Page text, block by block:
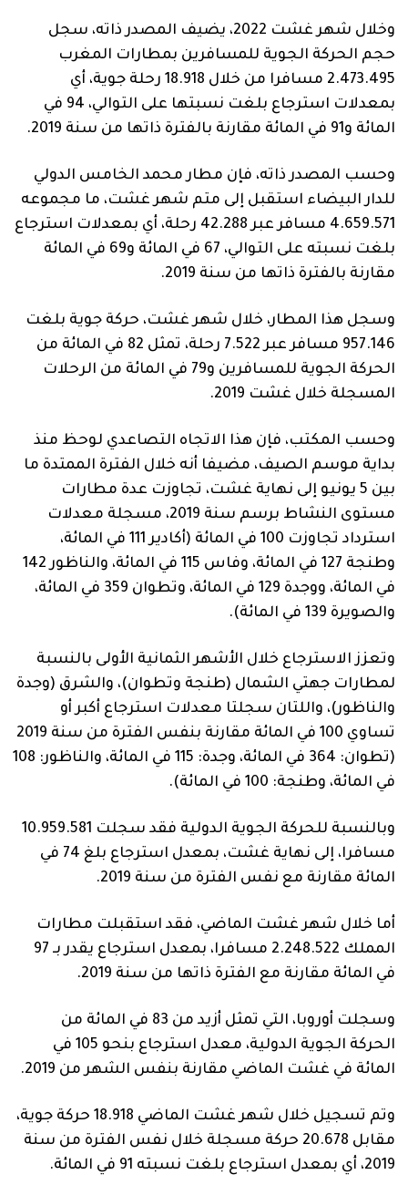
وخلال شهر غشت 2022، يضيف المصدر ذاته، سجل
حجم الحركة الجوية للمسافرين بمطارات المغرب
2.473.495 مسافرا من خلال 18.918 رحلة جوية، أي
بمعدلات استرجاع بلغت نسبتها على التوالي، 94 في
المائة و91 في المائة مقارنة بالفترة ذاتها من سنة 2019.
وحسب المصدر ذاته، فإن مطار محمد الخامس الدولي
للدار البيضاء استقبل إلى متم شهر غشت، ما مجموعه
4.659.571 مسافر عبر 42.288 رحلة، أي بمعدلات استرجاع
بلغت نسبته على التوالي، 67 في المائة و69 في المائة
مقارنة بالفترة ذاتها من سنة 2019.
وسجل هذا المطار، خلال شهر غشت، حركة جوية بلغت
957.146 مسافر عبر 7.522 رحلة، تمثل 82 في المائة من
الحركة الجوية للمسافرين و79 في المائة من الرحلات
المسجلة خلال غشت 2019.
وحسب المكتب، فإن هذا الاتجاه التصاعدي لوحظ منذ
بداية موسم الصيف، مضيفا أنه خلال الفترة الممتدة ما
بين 5 يونيو إلى نهاية غشت، تجاوزت عدة مطارات
مستوى النشاط برسم سنة 2019، مسجلة معدلات
استرداد تجاوزت 100 في المائة (أكادير 111 في المائة،
وطنجة 127 في المائة، وفاس 115 في المائة، والناظور 142
في المائة، ووجدة 129 في المائة، وتطوان 359 في المائة،
والصويرة 139 في المائة).
وتعزز الاسترجاع خلال الأشهر الثمانية الأولى بالنسبة
لمطارات جهتي الشمال (طنجة وتطوان)، والشرق (وجدة
والناظور)، واللتان سجلتا معدلات استرجاع أكبر أو
تساوي 100 في المائة مقارنة بنفس الفترة من سنة 2019
(تطوان: 364 في المائة، وجدة: 115 في المائة، والناظور: 108
في المائة، وطنجة: 100 في المائة).
وبالنسبة للحركة الجوية الدولية فقد سجلت 10.959.581
مسافرا، إلى نهاية غشت، بمعدل استرجاع بلغ 74 في
المائة مقارنة مع نفس الفترة من سنة 2019.
أما خلال شهر غشت الماضي، فقد استقبلت مطارات
المملك 2.248.522 مسافرا، بمعدل استرجاع يقدر بـ 97
في المائة مقارنة مع الفترة ذاتها من سنة 2019.
وسجلت أوروبا، التي تمثل أزيد من 83 في المائة من
الحركة الجوية الدولية، معدل استرجاع بنحو 105 في
المائة في غشت الماضي مقارنة بنفس الشهر من 2019.
وتم تسجيل خلال شهر غشت الماضي 18.918 حركة جوية،
مقابل 20.678 حركة مسجلة خلال نفس الفترة من سنة
2019، أي بمعدل استرجاع بلغت نسبته 91 في المائة.